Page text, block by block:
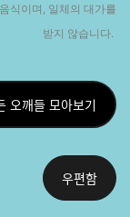
식이며, 일체의 대가를
받지 않습니다.
오깨들 모아보기
우편함